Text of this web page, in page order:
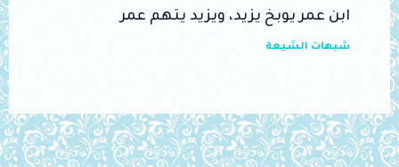
ابن عمر يوبخ يزيد، ويزيد يتهم عمر
شبهات الشيعة